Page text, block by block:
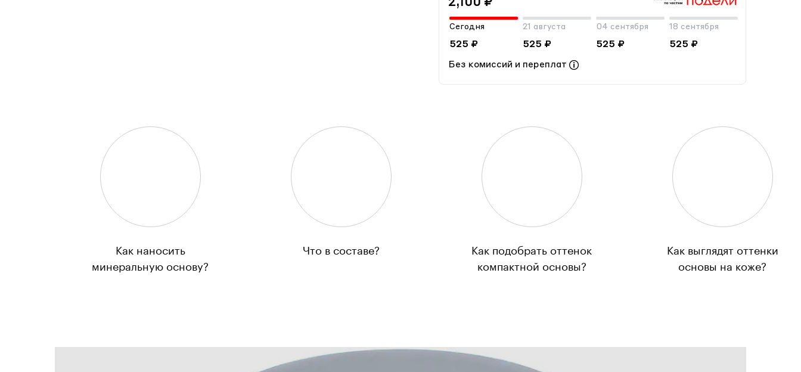
Сегодня
525 ₽
21 августа
525 ₽
04 сентября
525 ₽
18 сентября
525 ₽
Без комиссий и переплат
Как наносить
минеральную основу?
Что в составе?
Как подобрать оттенок
компактной основы?
Как выглядят оттенки
основы на коже?